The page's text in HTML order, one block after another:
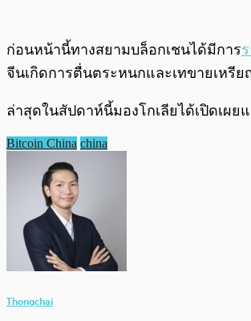
ก่อนหน้านี้ทางสยามบล็อกเชนได้มีการ
จีนเกิดการตื่นตระหนกและเทขายเหรี
ล่าสุดในสัปดาห์นี้มองโกเลียได้เปิดเผ
Bitcoin China china
Thongchai